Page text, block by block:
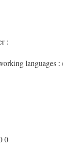
:
languages
0